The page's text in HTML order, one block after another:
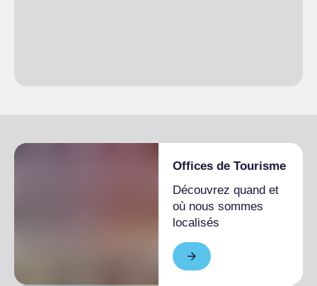
Offices de Tourisme
Découvrez quand et
où nous sommes
localisés